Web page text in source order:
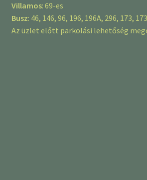
Villamos: 69-es
Busz: 46, 146, 96, 196, 196A, 296, 173,
Az üzlet előtt parkolási lehetőség